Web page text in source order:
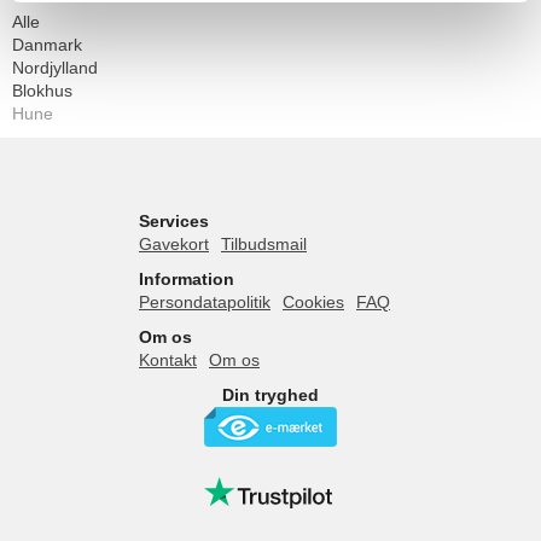
Alle
Danmark
Nordjylland
Blokhus
Hune
Services
Gavekort
Tilbudsmail
Information
Persondatapolitik
Cookies
FAQ
Om os
Kontakt
Om os
Din tryghed